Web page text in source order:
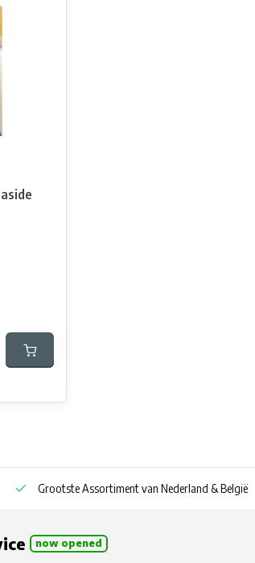
Grootste Assortiment van Nederland & België
now opened